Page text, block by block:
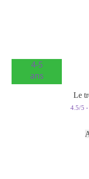
4-5
ans
Le
4.5/5